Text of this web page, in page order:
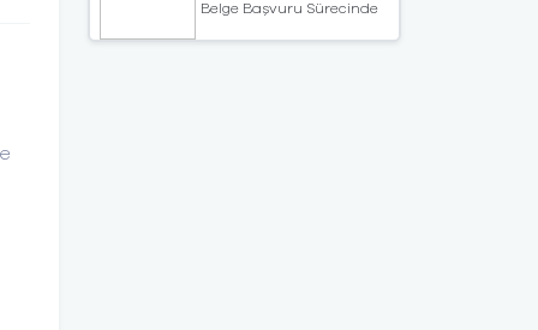
Belge Başvuru Sürecinde